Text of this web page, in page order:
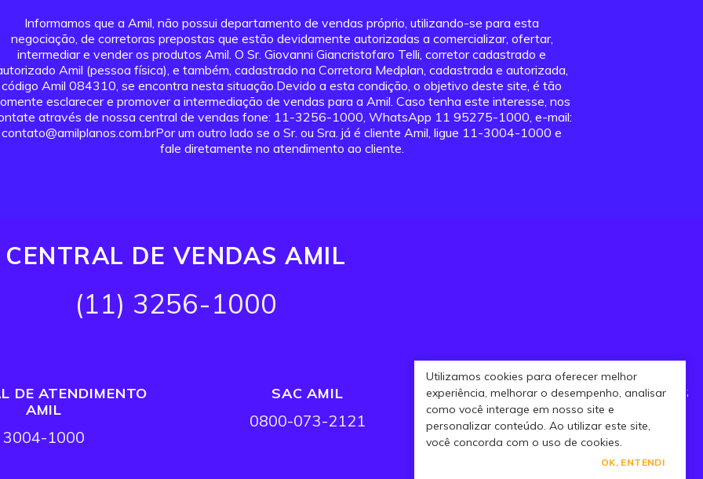
Utilizamos cookies para oferecer melhor
experiência, melhorar o desempenho, analisar
como você interage em nosso site e
personalizar conteúdo. Ao utilizar este site,
você concorda com o uso de cookies.
OK, ENTENDI
Informamos que a Amil, não possui departamento de vendas próprio, utilizando-se para esta
negociação, de corretoras prepostas que estão devidamente autorizadas a comercializar, ofertar,
intermediar e vender os produtos Amil. O Sr. Giovanni Giancristofaro Telli, corretor cadastrado e
Amil (pessoa física), e também, cadastrado na Corretora Medplan, cadastrada e autorizada,
código Amil 084310, se encontra nesta situação.Devido a esta condição, o objetivo deste site, é tão
esclarecer e promover a intermediação de vendas para a Amil. Caso tenha este interesse, nos
através de nossa central de vendas fone: 11-3256-1000, WhatsApp 11 95275-1000, e-mail:
contato@amilplanos.com.brPor um outro lado se o Sr. ou Sra. já é cliente Amil, ligue 11-3004-1000 e
fale diretamente no atendimento ao cliente.
CENTRAL DE VENDAS AMIL
(11) 3256-1000
DE ATENDIMENTO
AMIL
3004-1000
SAC AMIL
0800-073-2121
AGENDAMENTO DE CONSULTAS
3003-1333